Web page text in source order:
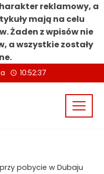
reklamowy, a
mają na celu
Żaden z wpisów nie
a wszystkie zostały
10:52:37
pobycie w Dubaju